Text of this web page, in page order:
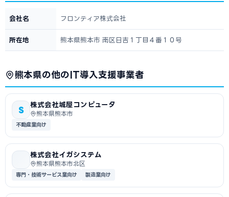
会社名 フロンティア株式会社
所在地 熊本県熊本市 南区日吉１丁目４番１０号
熊本県の他のIT導入支援事業者
S
株式会社城屋コンピュータ
熊本県熊本市
不動産業向け
株式会社イガシステム
熊本県熊本市北区
専門・技術サービス業向け 製造業向け